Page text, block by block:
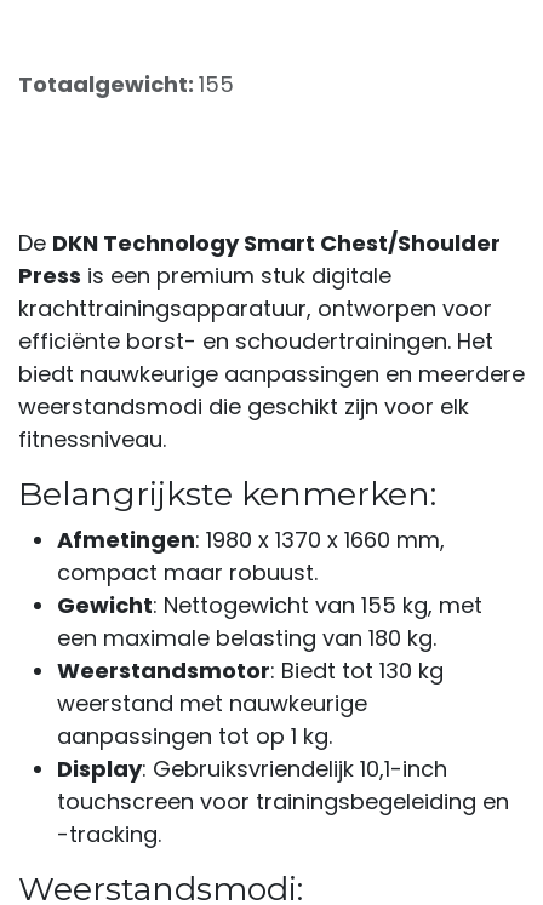
Totaalgewicht: 155
De DKN Technology Smart Chest/Shoulder
Press is een premium stuk digitale
krachttrainingsapparatuur, ontworpen voor
efficiënte borst- en schoudertrainingen. Het
biedt nauwkeurige aanpassingen en meerdere
weerstandsmodi die geschikt zijn voor elk
fitnessniveau.
Belangrijkste kenmerken:
Afmetingen: 1980 x 1370 x 1660 mm,
compact maar robuust.
Gewicht: Nettogewicht van 155 kg, met
een maximale belasting van 180 kg.
Weerstandsmotor: Biedt tot 130 kg
weerstand met nauwkeurige
aanpassingen tot op 1 kg.
Display: Gebruiksvriendelijk 10,1-inch
touchscreen voor trainingsbegeleiding en
-tracking.
Weerstandsmodi: